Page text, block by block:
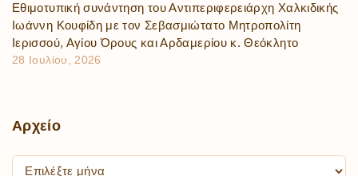
Εθιμοτυπική συνάντηση του Αντιπεριφερειάρχη Χαλκιδικής
Ιωάννη Κουφίδη με τον Σεβασμιώτατο Μητροπολίτη
Ιερισσού, Αγίου Όρους και Αρδαμερίου κ. Θεόκλητο
28 Ιουλίου, 2026
Αρχείο